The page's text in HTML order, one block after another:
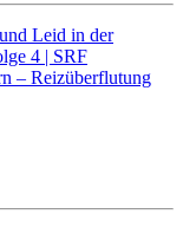
Leid in der
4 | SRF
– Reizüberflutung